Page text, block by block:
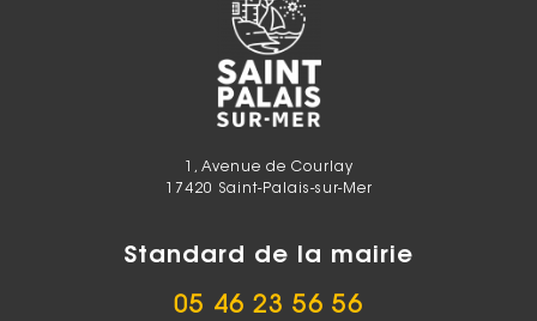
1, Avenue de Courlay
17420 Saint-Palais-sur-Mer
Standard de la mairie
05 46 23 56 56